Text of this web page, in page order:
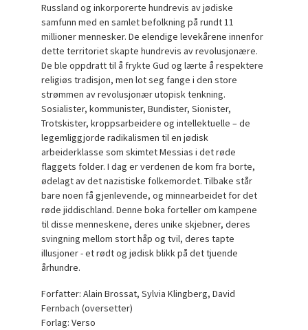
Russland og inkorporerte hundrevis av jødiske
samfunn med en samlet befolkning på rundt 11
millioner mennesker. De elendige levekårene innenfor
dette territoriet skapte hundrevis av revolusjonære.
De ble oppdratt til å frykte Gud og lærte å respektere
religiøs tradisjon, men lot seg fange i den store
strømmen av revolusjonær utopisk tenkning.
Sosialister, kommunister, Bundister, Sionister,
Trotskister, kroppsarbeidere og intellektuelle – de
legemliggjorde radikalismen til en jødisk
arbeiderklasse som skimtet Messias i det røde
flaggets folder. I dag er verdenen de kom fra borte,
ødelagt av det nazistiske folkemordet. Tilbake står
bare noen få gjenlevende, og minnearbeidet for det
røde jiddischland. Denne boka forteller om kampene
til disse menneskene, deres unike skjebner, deres
svingning mellom stort håp og tvil, deres tapte
illusjoner - et rødt og jødisk blikk på det tjuende
århundre.
Forfatter: Alain Brossat, Sylvia Klingberg, David
Fernbach (oversetter)
Forlag: Verso